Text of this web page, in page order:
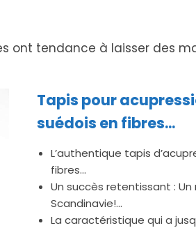
ont tendance à laisser des
Tapis pour
suédois en fibres...
L’authentique tapis
fibres...
Un succès retentissant :
Scandinavie!...
La caractéristique qui a